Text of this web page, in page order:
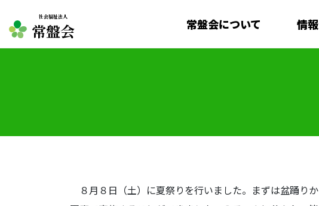
社会福祉法人
常盤会 常盤会について 情
８月８日（土）に夏祭りを行いました。まずは盆踊り